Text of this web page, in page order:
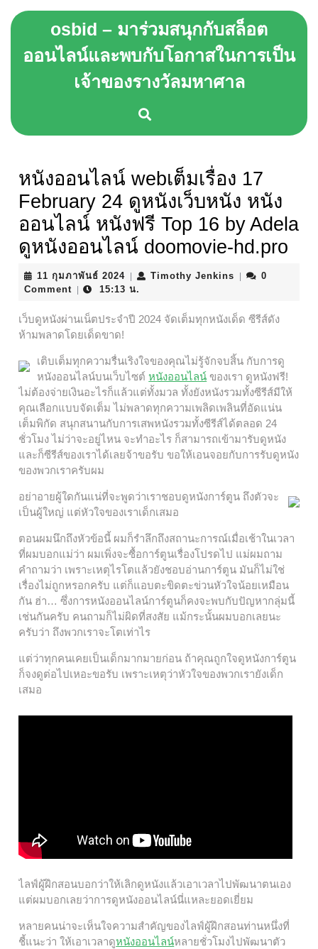
Skip
content
Skip
osbid – มาร่วมสนุกกับสล็อต
ออนไลน์และพบกับโอกาสในการเป็น
เจ้าของรางวัลมหาศาล
หนังออนไลน์ webเต็มเรื่อง 17
February 24 ดูหนังเว็บหนัง หนัง
ออนไลน์ หนังฟรี Top 16 by Adela
ดูหนังออนไลน์ doomovie-hd.pro
11 กุมภาพันธ์ 202411
กุมภาพันธ์
| Timothy Jenkins Timothy
|
0
Comment
| 15:13 น.
เว็บดูหนังผ่านเน็ตประจำปี 2024 จัดเต็มทุกหนังเด็ด ซีรีส์ดัง
ห้ามพลาดโดยเด็ดขาด!
เติบเต็มทุกความรื่นเริงใจของคุณไม่รู้จักจบสิ้น กับการดู
หนังออนไลน์บนเว็บไซต์หนังออนไลน์ ของเรา ดูหนังฟรี!
ไม่ต้องจ่ายเงินอะไรก็แล้วแต่ทั้งมวล ทั้งยังหนังรวมทั้งซีรีส์มีให้
คุณเลือกแบบจัดเต็ม ไม่พลาดทุกความเพลิดเพลินที่อัดแน่น
เต็มพิกัด สนุกสนานกับการเสพหนังรวมทั้งซีรีส์ได้ตลอด 24
ชั่วโมง ไม่ว่าจะอยู่ไหน จะทำอะไร ก็สามารถเข้ามารับดูหนัง
และก็ซีรีส์ของเราได้เลยจ้าขอรับ ขอให้เอนจอยกับการรับดูหนัง
ของพวกเราครับผม
อย่าอายผู้ใดกันแน่ที่จะพูดว่าเราชอบดูหนังการ์ตูน ถึงตัวจะ
เป็นผู้ใหญ่ แต่หัวใจของเราเด็กเสมอ
ตอนผมนึกถึงหัวข้อนี้ ผมก็รำลึกถึงสถานะการณ์เมื่อเช้าในเวลา
ที่ผมบอกแม่ว่า ผมเพิ่งจะซื้อการ์ตูนเรื่องโปรดไป แม่ผมถาม
คำถามว่า เพราะเหตุไรโตแล้วยังชอบอ่านการ์ตูน มันก็ไม่ใช่
เรื่องไม่ถูกหรอกครับ แต่ก็แอบตะขิดตะข่วนหัวใจน้อยเหมือน
กัน ฮ่า… ซึ่งการหนังออนไลน์การ์ตูนก็คงจะพบกับปัญหากลุ่มนี้
เช่นกันครับ คนถามก็ไม่ผิดที่สงสัย แม้กระนั้นผมบอกเลยนะ
ครับว่า ถึงพวกเราจะโตเท่าไร
แต่ว่าทุกคนเคยเป็นเด็กมากมายก่อน ถ้าคุณถูกใจดูหนังการ์ตูน
ก็จงดูต่อไปเหอะขอรับ เพราะเหตุว่าหัวใจของพวกเรายังเด็ก
เสมอ
ไลฟ์ผู้ฝึกสอนบอกว่าให้เลิกดูหนังแล้วเอาเวลาไปพัฒนาตนเอง
แต่ผมบอกเลยว่าการดูหนังออนไลน์นี่แหละยอดเยี่ยม
หลายคนน่าจะเห็นใจความสำคัญของไลฟ์ผู้ฝึกสอนท่านหนึ่งที่
ชี้แนะว่า ให้เอาเวลาดูหนังออนไลน์หลายชั่วโมงไปพัฒนาตัว